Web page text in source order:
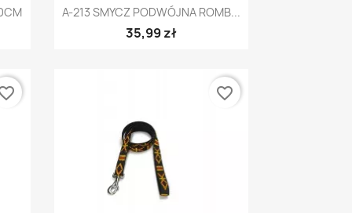
Szybki podgląd
A-213 SMYCZ PODWÓJNA ROMB...
35,99 zł
favorite_border